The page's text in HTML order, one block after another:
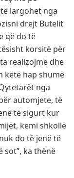
largohet nga
drejt Butelit
që do të
korsitë për
realizojmë dhe
këtë hap shumë
nga
automjete, të
të sigurt kur
kemi shkollë
do të jenë të
sot”, ka thënë